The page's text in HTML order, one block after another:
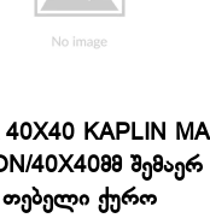
40X40 KAPLIN MA
40X40მმ შემაერ
თებელი ქურო